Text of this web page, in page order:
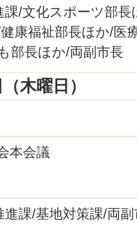
課/文化スポーツ部
康福祉部長ほか/医
部長ほか/両副市長
木曜日）
本会議
進課/基地対策課/両